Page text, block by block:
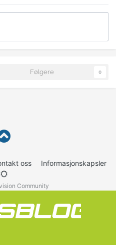
Følgere 0
oss Informasjonskapsler
Community